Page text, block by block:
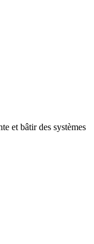
et bâtir des systèmes